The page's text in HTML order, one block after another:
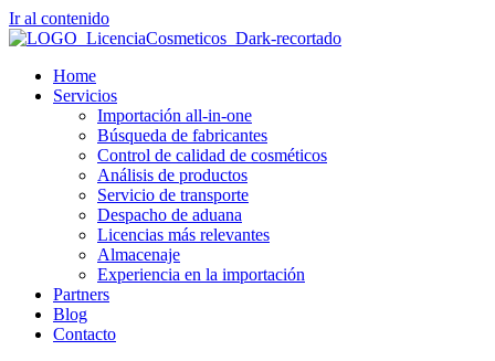
Ir al contenido
Home
Servicios
Importación all-in-one
Búsqueda de fabricantes
Control de calidad de cosméticos
Análisis de productos
Servicio de transporte
Despacho de aduana
Licencias más relevantes
Almacenaje
Experiencia en la importación
Partners
Blog
Contacto